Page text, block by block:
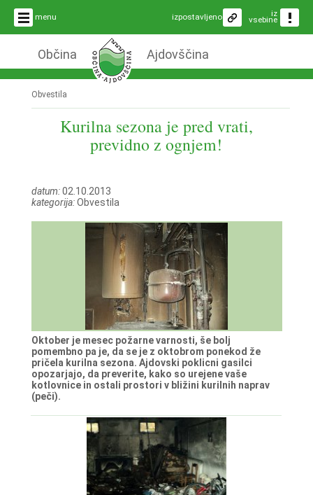
menu iz
vsebine
izpostavljeno
Občina Ajdovščina
Obvestila
Kurilna sezona je pred vrati,
previdno z ognjem!
datum:02.10.2013
kategorija:Obvestila
Oktober je mesec požarne varnosti, še bolj
pomembno pa je, da se je z oktobrom ponekod že
pričela kurilna sezona. Ajdovski poklicni gasilci
opozarjajo, da preverite, kako so urejene vaše
kotlovnice in ostali prostori v bližini kurilnih naprav
(peči).